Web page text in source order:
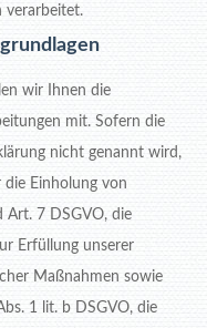
verarbeitet.
wir Ihnen die
mit. Sofern die
nicht genannt wird,
die Einholung von
Art. 7 DSGVO, die
Erfüllung unserer
Maßnahmen sowie
1 lit. b DSGVO, die